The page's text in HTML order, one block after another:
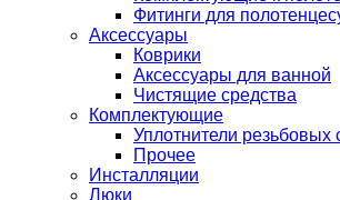
Фитинги для
Аксессуары
Коврики
Аксессуары для ванной
Чистящие средства
Комплектующие
Уплотнители резьбовых
Прочее
Инсталляции
Люки